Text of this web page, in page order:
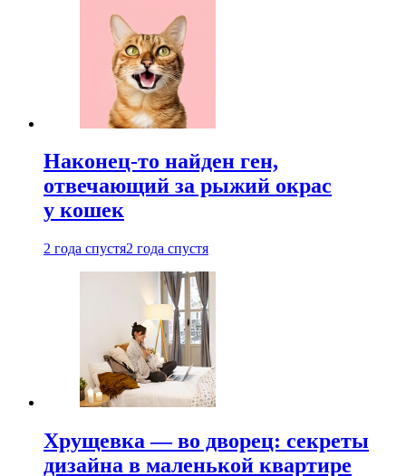
Наконец-то найден ген,
отвечающий за рыжий окрас
у кошек
2 года спустя2 года спустя
Хрущевка — во дворец: секреты
дизайна в маленькой квартире